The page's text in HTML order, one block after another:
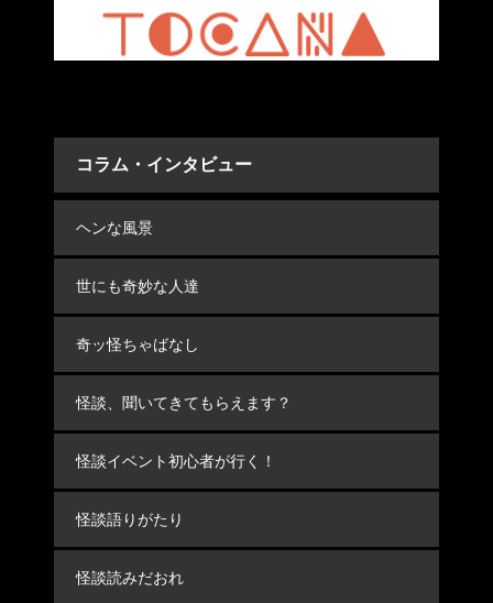
コラム・インタビュー
ヘンな風景
世にも奇妙な人達
奇ッ怪ちゃばなし
怪談、聞いてきてもらえます？
怪談イベント初心者が行く！
怪談語りがたり
怪談読みだおれ